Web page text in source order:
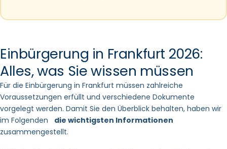
Einbürgerung in Frankfurt 2026:
Alles, was Sie wissen müssen
Für die Einbürgerung in Frankfurt müssen zahlreiche
Voraussetzungen erfüllt und verschiedene Dokumente
vorgelegt werden. Damit Sie den Überblick behalten, haben wir
im Folgenden die wichtigsten Informationen
zusammengestellt.